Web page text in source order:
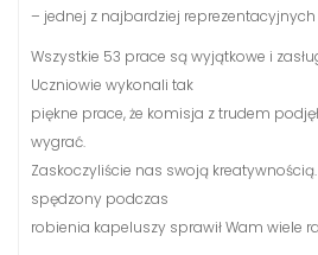
– jednej z najbardziej
Wszystkie 53 prace są wyjątkowe i
Uczniowie wykonali tak
piękne prace, że komisja z trudem
wygrać.
Zaskoczyliście nas swoją
spędzony podczas
robienia kapeluszy sprawił Wam wiele